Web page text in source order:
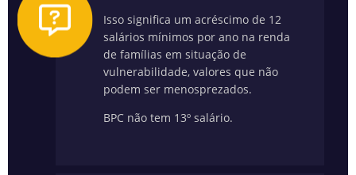
Isso significa um acréscimo de 12
salários mínimos por ano na renda
de famílias em situação de
vulnerabilidade, valores que não
podem ser menosprezados.
BPC não tem 13º salário.